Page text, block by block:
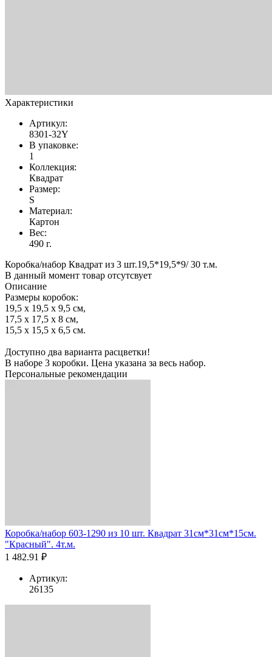
Характеристики
Артикул:
8301-32Y
В упаковке:
1
Коллекция:
Квадрат
Размер:
S
Материал:
Картон
Вес:
490 г.
Коробка/набор Квадрат из 3 шт.19,5*19,5*9/ 30 т.м.
В данный момент товар отсутсвует
Описание
Размеры коробок:
19,5 х 19,5 х 9,5 см,
17,5 х 17,5 х 8 см,
15,5 х 15,5 х 6,5 см.
Доступно два варианта расцветки!
В наборе 3 коробки. Цена указана за весь набор.
Персональные рекомендации
Коробка/набор 603-1290 из 10 шт. Квадрат 31см*31см*15см.
"Красный". 4т.м.
1 482.91 ₽
Артикул:
26135